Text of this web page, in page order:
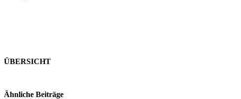
ÜBERSICHT
Ähnliche Beiträge